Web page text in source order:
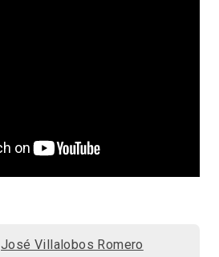
José Villalobos Romero